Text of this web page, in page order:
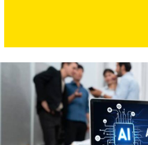
Araştırma